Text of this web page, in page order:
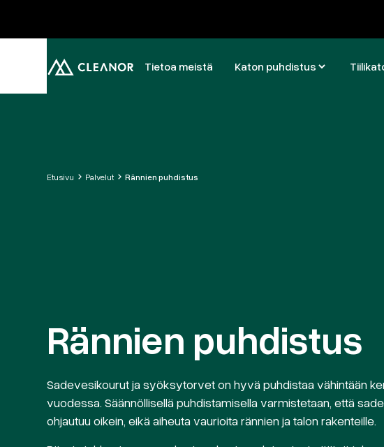
Tietoa meistä Katon puhdistus
Etusivu Palvelut Rännien puhdistus
Rännien puhdistus
Sadevesikourut ja syöksytorvet on hyvä puhdistaa vähintään
vuodessa. Säännöllisellä puhdistamisella varmistetaan, että
ohjautuu oikein, eikä aiheuta vaurioita rännien ja talon rakenteille.